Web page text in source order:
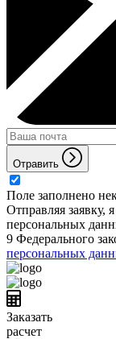
Отравить
Поле заполнено
Отправляя заявку,
персональных
9 Федерального
персональных
Заказать
расчет